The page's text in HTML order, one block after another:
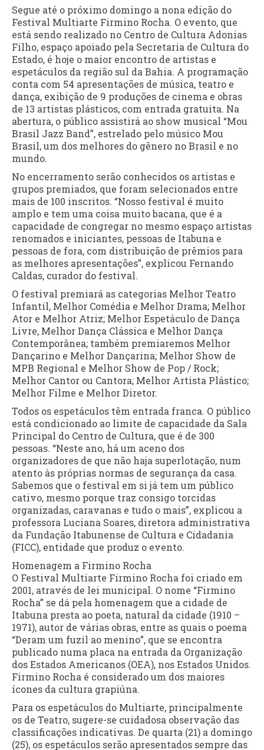
Segue até o próximo domingo a nona edição do
Festival Multiarte Firmino Rocha. O evento, que
está sendo realizado no Centro de Cultura Adonias
Filho, espaço apoiado pela Secretaria de Cultura do
Estado, é hoje o maior encontro de artistas e
espetáculos da região sul da Bahia. A programação
conta com 54 apresentações de música, teatro e
dança, exibição de 9 produções de cinema e obras
de 13 artistas plásticos, com entrada gratuita. Na
abertura, o público assistirá ao show musical “Mou
Brasil Jazz Band”, estrelado pelo músico Mou
Brasil, um dos melhores do gênero no Brasil e no
mundo.
No encerramento serão conhecidos os artistas e
grupos premiados, que foram selecionados entre
mais de 100 inscritos. “Nosso festival é muito
amplo e tem uma coisa muito bacana, que é a
capacidade de congregar no mesmo espaço artistas
renomados e iniciantes, pessoas de Itabuna e
pessoas de fora, com distribuição de prêmios para
as melhores apresentações”, explicou Fernando
Caldas, curador do festival.
O festival premiará as categorias Melhor Teatro
Infantil, Melhor Comédia e Melhor Drama; Melhor
Ator e Melhor Atriz; Melhor Espetáculo de Dança
Livre, Melhor Dança Clássica e Melhor Dança
Contemporânea; também premiaremos Melhor
Dançarino e Melhor Dançarina; Melhor Show de
MPB Regional e Melhor Show de Pop / Rock;
Melhor Cantor ou Cantora; Melhor Artista Plástico;
Melhor Filme e Melhor Diretor.
Todos os espetáculos têm entrada franca. O público
está condicionado ao limite de capacidade da Sala
Principal do Centro de Cultura, que é de 300
pessoas. “Neste ano, há um aceno dos
organizadores de que não haja superlotação, num
atento às próprias normas de segurança da casa.
Sabemos que o festival em si já tem um público
cativo, mesmo porque traz consigo torcidas
organizadas, caravanas e tudo o mais”, explicou a
professora Luciana Soares, diretora administrativa
da Fundação Itabunense de Cultura e Cidadania
(FICC), entidade que produz o evento.
Homenagem a Firmino Rocha
O Festival Multiarte Firmino Rocha foi criado em
2001, através de lei municipal. O nome “Firmino
Rocha” se dá pela homenagem que a cidade de
Itabuna presta ao poeta, natural da cidade (1910 –
1971), autor de várias obras, entre as quais o poema
“Deram um fuzil ao menino”, que se encontra
publicado numa placa na entrada da Organização
dos Estados Americanos (OEA), nos Estados Unidos.
Firmino Rocha é considerado um dos maiores
ícones da cultura grapiúna.
Para os espetáculos do Multiarte, principalmente
os de Teatro, sugere-se cuidadosa observação das
classificações indicativas. De quarta (21) a domingo
(25), os espetáculos serão apresentados sempre das